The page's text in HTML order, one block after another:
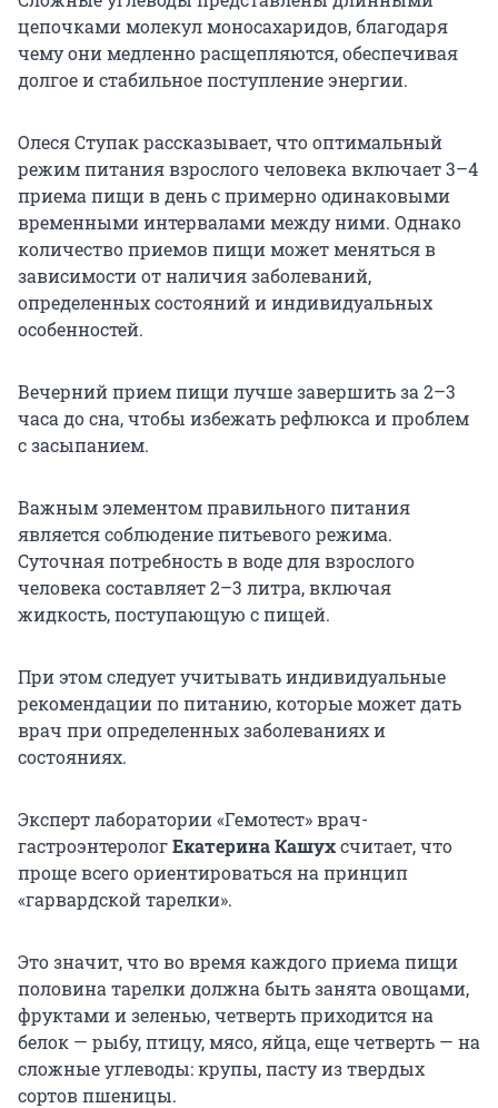
цепочками молекул моносахаридов, благодаря
чему они медленно расщепляются, обеспечивая
долгое и стабильное поступление энергии.
Олеся Ступак рассказывает, что оптимальный
режим питания взрослого человека включает 3–4
приема пищи в день с примерно одинаковыми
временными интервалами между ними. Однако
количество приемов пищи может меняться в
зависимости от наличия заболеваний,
определенных состояний и индивидуальных
особенностей.
Вечерний прием пищи лучше завершить за 2–3
часа до сна, чтобы избежать рефлюкса и проблем
с засыпанием.
Важным элементом правильного питания
является соблюдение питьевого режима.
Суточная потребность в воде для взрослого
человека составляет 2–3 литра, включая
жидкость, поступающую с пищей.
При этом следует учитывать индивидуальные
рекомендации по питанию, которые может дать
врач при определенных заболеваниях и
состояниях.
Эксперт лаборатории «Гемотест» врач-
гастроэнтерологЕкатерина Кашухсчитает, что
проще всего ориентироваться на принцип
«гарвардской тарелки».
Это значит, что во время каждого приема пищи
половина тарелки должна быть занята овощами,
фруктами и зеленью, четверть приходится на
белок — рыбу, птицу, мясо, яйца, еще четверть — на
сложные углеводы: крупы, пасту из твердых
сортов пшеницы.